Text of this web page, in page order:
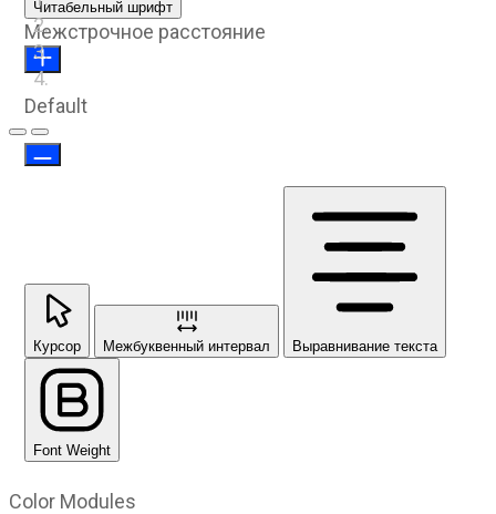
Предыдущий слайд
Следующий слайд
Читабельный шрифт
Межстрочное расстояние
Default
Курсор Межбуквенный интервал Выравнивание текста
Font Weight
Color Modules